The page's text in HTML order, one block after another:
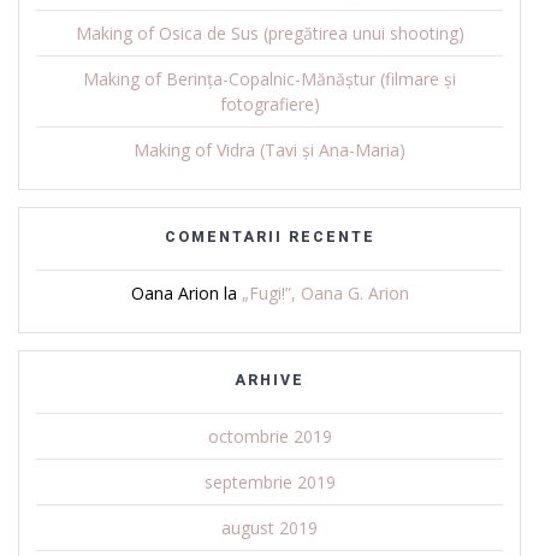
Making of Osica de Sus (pregătirea unui shooting)
Making of Berința-Copalnic-Mănăștur (filmare și
fotografiere)
Making of Vidra (Tavi și Ana-Maria)
COMENTARII RECENTE
Oana Arion la „Fugi!”, Oana G. Arion
ARHIVE
octombrie 2019
septembrie 2019
august 2019